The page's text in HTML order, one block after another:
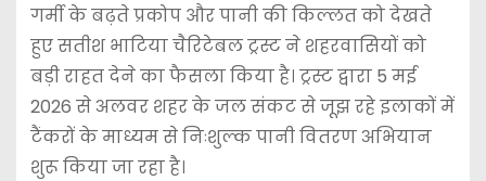
गर्मी के बढ़ते प्रकोप और पानी की किल्लत को देखते
हुए सतीश भाटिया चैरिटेबल ट्रस्ट ने शहरवासियों को
बड़ी राहत देने का फैसला किया है। ट्रस्ट द्वारा 5 मई
2026 से अलवर शहर के जल संकट से जूझ रहे इलाकों में
टैंकरों के माध्यम से निःशुल्क पानी वितरण अभियान
शुरू किया जा रहा है।